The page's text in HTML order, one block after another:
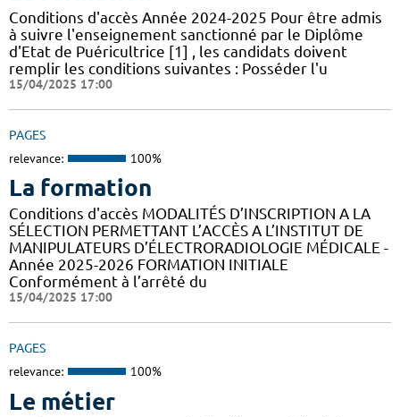
Conditions d'accès Année 2024-2025 Pour être admis
à suivre l'enseignement sanctionné par le Diplôme
d'Etat de Puéricultrice [1] , les candidats doivent
remplir les conditions suivantes : Posséder l'u
15/04/2025 17:00
PAGES
relevance: 100%
La formation
Conditions d'accès MODALITÉS D’INSCRIPTION A LA
SÉLECTION PERMETTANT L’ACCÈS A L’INSTITUT DE
MANIPULATEURS D’ÉLECTRORADIOLOGIE MÉDICALE -
Année 2025-2026 FORMATION INITIALE
Conformément à l’arrêté du
15/04/2025 17:00
PAGES
relevance: 100%
Le métier